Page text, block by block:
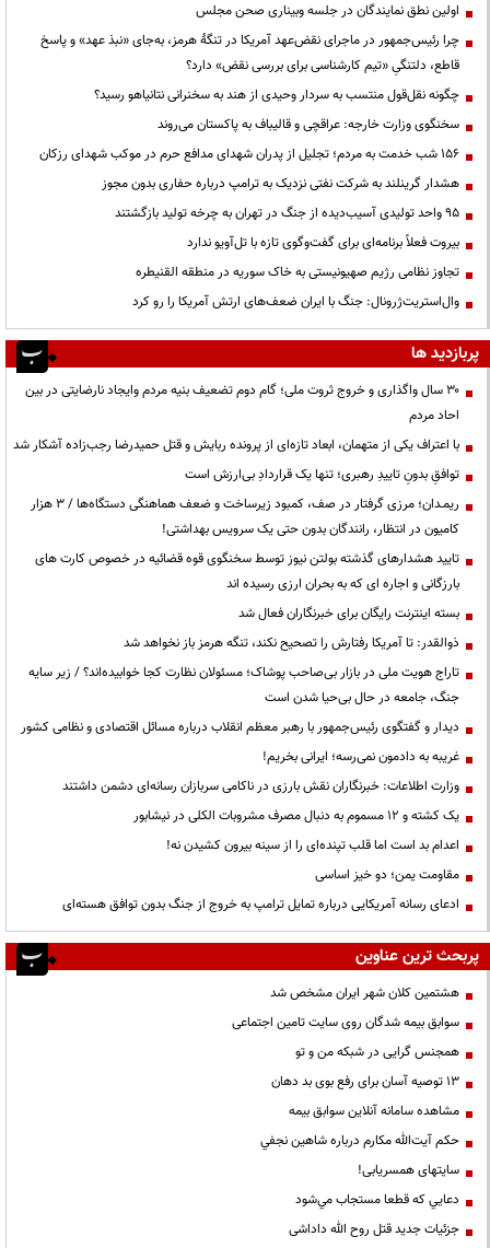
اولین نطق نمایندگان در جلسه وبیناری صحن مجلس
چرا رئیس‌جمهور در ماجرای نقض‌عهد آمریکا در تنگهٔ هرمز، به‌جای «نبذ عهد» و پاسخ
قاطع، دلتنگیِ «تیم کارشناسی برای بررسی نقض» دارد؟
چگونه نقل‌قول منتسب به سردار وحیدی از هند به سخنرانی نتانیاهو رسید؟
سخنگوی وزارت خارجه: عراقچی و قالیباف به پاکستان می‌روند
۱۵۶ شب خدمت به مردم؛ تجلیل از پدران شهدای مدافع حرم در موکب شهدای رزکان
هشدار گرینلند به شرکت نفتی نزدیک به ترامپ درباره حفاری بدون مجوز
95 واحد تولیدی آسیب‌دیده از جنگ در تهران به چرخه تولید بازگشتند
بیروت فعلاً برنامه‌ای برای گفت‌وگوی تازه با تل‌آویو ندارد
تجاوز نظامی رژیم صهیونیستی به خاک سوریه در منطقه القنیطره
وال‌استریت‌ژرونال: جنگ با ایران ضعف‌های ارتش آمریکا را رو کرد
پربازدید ها
۳۰ سال واگذاری و خروج ثروت ملی؛ گام دوم تضعیف بنیه مردم وایجاد نارضایتی در بین
احاد مردم
با اعتراف یکی از متهمان، ابعاد تازه‌ای از پرونده ربایش و قتل حمیدرضا رجب‌زاده آشکار شد
توافقِ بدونِ تاییدِ رهبری؛ تنها یک قراردادِ بی‌ارزش است
ریمـدان؛ مرزی گرفتار در صف، کمبود زیرساخت و ضعف هماهنگی دستگاه‌ها / ۳ هزار
کامیون در انتظار، رانندگان بدون حتی یک سرویس بهداشتی!
تایید هشدارهای گذشته بولتن نیوز توسط سخنگوی قوه قضائیه در خصوص کارت های
بارزگانی و اجاره ای که به بحران ارزی رسیده اند
بسته اینترنت رایگان برای خبرنگاران فعال شد
ذوالقدر: تا آمریکا رفتارش را تصحیح نکند، تنگه هرمز باز نخواهد شد
تاراج هویت ملی در بازار بی‌صاحب پوشاک؛ مسئولان نظارت کجا خوابیده‌اند؟ / زیر سایه
جنگ، جامعه در حال بی‌حیا شدن است
دیدار و گفتگوی رئیس‌جمهور با رهبر معظم انقلاب درباره مسائل اقتصادی و نظامی کشور
غریبه به دادمون نمی‌رسه؛ ایرانی بخریم!
وزارت اطلاعات: خبرنگاران نقش بارزی در ناکامی سربازان رسانه‌ای دشمن داشتند
یک کشته و ۱۲ مسموم به دنبال مصرف مشروبات الکلی در نیشابور
اعدام بد است اما قلب تپنده‌ای را از سینه بیرون کشیدن نه!
مقاومت یمن؛ دو خیز اساسی
ادعای رسانه آمریکایی درباره تمایل ترامپ به خروج از جنگ بدون توافق هسته‌ای
پربحث ترین عناوین
هشتمین کلان شهر ایران مشخص شد
سوابق بیمه شدگان روی سایت تامین اجتماعی
همجنس گرایی در شبکه من و تو
13 توصیه آسان برای رفع بوی بد دهان
مشاهده سامانه آنلاين سوابق بیمه
حكم آيت‌الله مكارم درباره شاهين نجفي
سایتهای همسریابی!
دعايي كه قطعا مستجاب مي‌شود
جزئیات جدید قتل روح الله داداشی